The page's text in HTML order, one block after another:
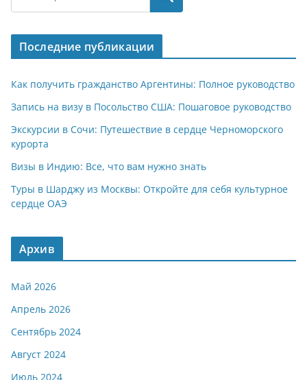
Последние публикации
Как получить гражданство Аргентины: Полное руководство
Запись на визу в Посольство США: Пошаговое руководство
Экскурсии в Сочи: Путешествие в сердце Черноморского
курорта
Визы в Индию: Все, что вам нужно знать
Туры в Шарджу из Москвы: Откройте для себя культурное
сердце ОАЭ
Архив
Май 2026
Апрель 2026
Сентябрь 2024
Август 2024
Июль 2024